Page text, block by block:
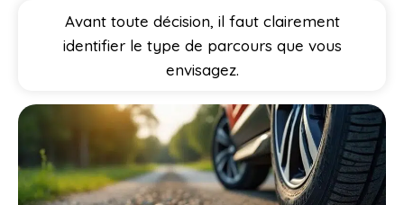
Avant toute décision, il faut clairement
identifier le type de parcours que vous
envisagez.